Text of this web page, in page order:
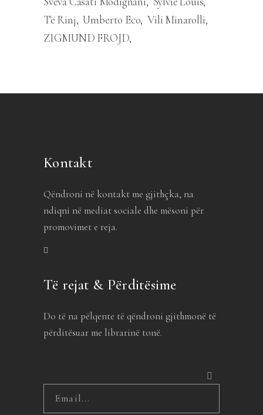
Të Rinj Umberto Eco Vili Minarolli
ZIGMUND FROJD
Kontakt
Qëndroni në kontakt me gjithçka, na
ndiqni në mediat sociale dhe mësoni për
promovimet e reja.
Të rejat & Përditësime
Do të na pëlqente të qëndroni gjithmonë të
përditësuar me librarinë tonë.